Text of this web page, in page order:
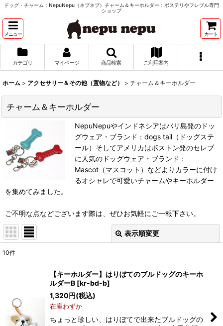
ドッグ・チャーム：NepuNepu（ネプネプ）チャーム＆キーホルダー：ボステリやフレブル専門
ショップ
メニュー カート
カテゴリ マイページ 商品検索 ご利用案内
ホーム > アクセサリー＆その他（置物など） > チャーム＆キーホルダー
チャーム＆キーホルダー
NepuNepuやインドネシアはバリ島発のドッ
グウェア・ブランド：dogs tail（ドッグステ
ール）そしてアメリカはボストン発のセレブ
に人気のドッグウェア・ブランド：
Mascot（マスコット）などよりカラーに付け
るオシャレで可愛いチャームやキーホルダー
を集めてみました。
ご不明な点などございます際は、ぜひお気軽にご一報下さい。
表示順変更
絞り込む
10件
【キーホルダー】はりぼてのブルドッグのキーホ
ルダーB [kr-bd-b]
1,320円(税込)
在庫わずか
ちょっと珍しい、はりぼてで出来たブルドッグの